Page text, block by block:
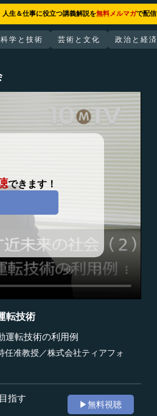
人生＆仕事に役立つ講義解説を無料メルマガで配信
科学と技術 芸術と文化 政治と経済
できます！
転技術
運転技術の利用例
任准教授／株式会社ティアフォ
指す
▶無料視聴